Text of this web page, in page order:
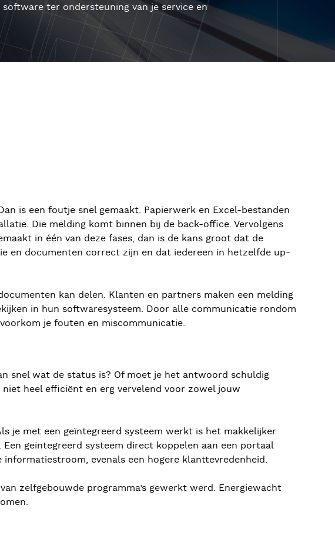
ter ondersteuning van je service en
is een foutje snel gemaakt. Papierwerk en Excel-bestanden
Die melding komt binnen bij de back-office. Vervolgens
in één van deze fases, dan is de kans groot dat de
en documenten correct zijn en dat iedereen in hetzelfde up-
kan delen. Klanten en partners maken een melding
in hun softwaresysteem. Door alle communicatie rondom
je fouten en miscommunicatie.
snel wat de status is? Of moet je het antwoord schuldig
heel efficiënt en erg vervelend voor zowel jouw
je met een geïntegreerd systeem werkt is het makkelijker
geïntegreerd systeem direct koppelen aan een portaal
evenals een hogere klanttevredenheid.
zelfgebouwde programma’s gewerkt werd. Energiewacht